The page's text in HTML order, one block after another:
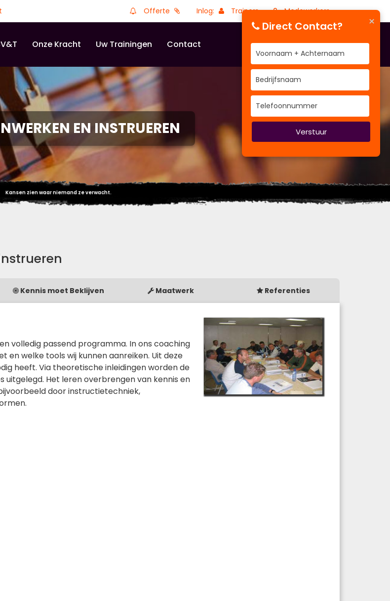
Offerte Inlog: Trainers Medewerkers
Onze Kracht Uw Trainingen Contact
EN INSTRUEREN
Kansen zien waar niemand ze verwacht.
Kennis moet Beklijven Maatwerk Referenties
volledig passend programma. In ons coaching
en welke tools wij kunnen aanreiken. Uit deze
heeft. Via theoretische inleidingen worden de
uitgelegd. Het leren overbrengen van kennis en
door instructietechniek,
×
Direct Contact?
Verstuur